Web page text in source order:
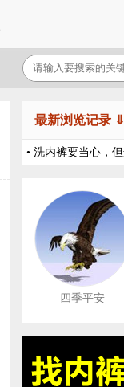
最新浏览记录 ⇓
• 洗内裤要当心，
四季平安